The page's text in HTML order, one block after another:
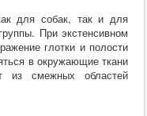
для собак, так и для
При экстенсивном
глотки и полости
в окружающие ткани
из смежных областей